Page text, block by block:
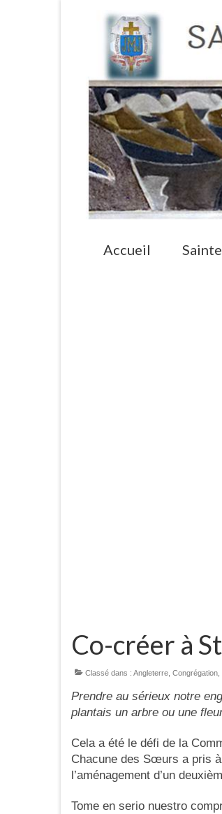
Accueil
Co-créer à
Classé dans : Angleterre Congrégation
Prendre au sérieux notre
plantais un arbre ou une
Cela a été le défi de la
Chacune des Sœurs a pris
l’aménagement d’un
Tome en serio nuestro